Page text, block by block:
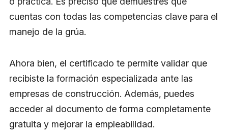
cuentas con todas las competencias clave para el
manejo de la grúa.
Ahora bien, el certificado te permite validar que
recibiste la formación especializada ante las
empresas de construcción. Además, puedes
acceder al documento de forma completamente
gratuita y mejorar la empleabilidad.